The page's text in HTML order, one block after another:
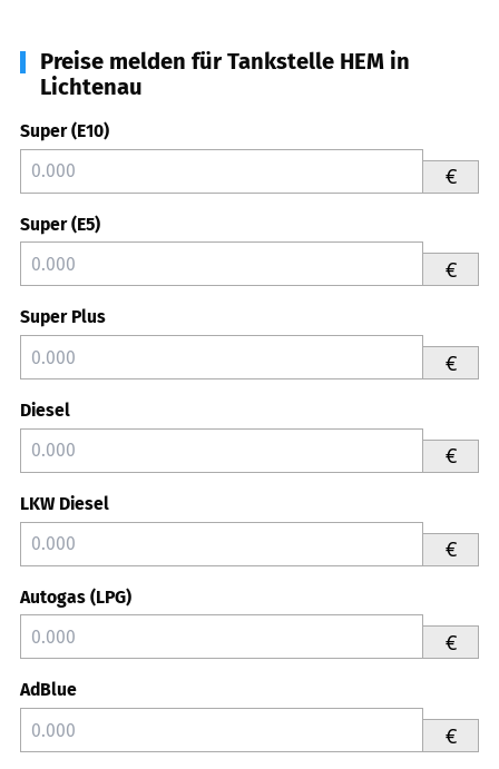
Preise melden für Tankstelle HEM in
Lichtenau
Super (E10)
€
Super (E5)
€
Super Plus
€
Diesel
€
LKW Diesel
€
Autogas (LPG)
€
AdBlue
€